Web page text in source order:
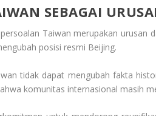
SEBAGAI
Taiwan merupakan urusan
posisi resmi Beijing.
tidak dapat mengubah fakta
komunitas internasional masih